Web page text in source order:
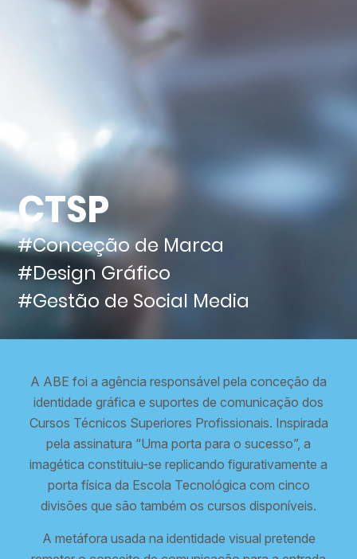
CTSP
#Conceção de Marca
#Design Gráfico
#Gestão de Social Media
A ABE foi a agência responsável pela conceção da
identidade gráfica e suportes de comunicação dos
Cursos Técnicos Superiores Profissionais. Inspirada
pela assinatura “Uma porta para o sucesso”, a
imagética constituiu-se replicando figurativamente a
porta física da Escola Tecnológica com cinco
divisões que são também os cursos disponíveis.
A metáfora usada na identidade visual pretende